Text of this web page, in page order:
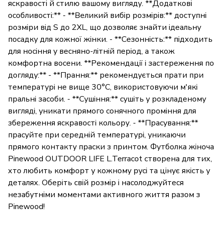
яскравості й стилю вашому вигляду. **Додаткові
особливості:** - **Великий вибір розмірів:** доступні
розміри від S до 2XL, що дозволяє знайти ідеальну
посадку для кожної жінки. - **Сезонність:** підходить
для носіння у весняно-літній період, а також
комфортна восени. **Рекомендації і застереження по
догляду:** - **Прання:** рекомендується прати при
температурі не вище 30°C, використовуючи м'які
пральні засоби. - **Сушіння:** сушіть у розкладеному
вигляді, уникати прямого сонячного проміння для
збереження яскравості кольору. - **Прасування:**
прасуйте при середній температурі, уникаючи
прямого контакту праски з принтом. Футболка жіноча
Pinewood OUTDOOR LIFE L.Terracot створена для тих,
хто любить комфорт у кожному русі та цінує якість у
деталях. Оберіть свій розмір і насолоджуйтеся
незабутніми моментами активного життя разом з
Pinewood!